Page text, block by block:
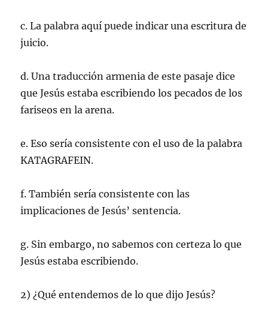
c. La palabra aquí puede indicar una escritura de
juicio.
d. Una traducción armenia de este pasaje dice
que Jesús estaba escribiendo los pecados de los
fariseos en la arena.
e. Eso sería consistente con el uso de la palabra
KATAGRAFEIN.
f. También sería consistente con las
implicaciones de Jesús’ sentencia.
g. Sin embargo, no sabemos con certeza lo que
Jesús estaba escribiendo.
2) ¿Qué entendemos de lo que dijo Jesús?